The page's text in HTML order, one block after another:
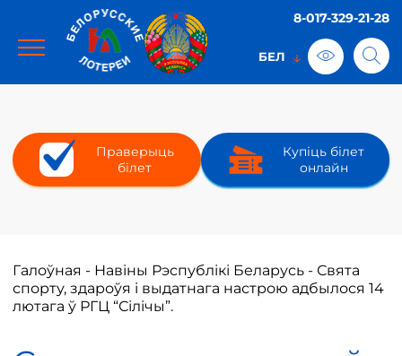
8-017-329-21-28
Праверыць
білет
Купіць білет
онлайн
Галоўная - Навіны Рэспублікі Беларусь - Свята
спорту, здароўя і выдатнага настрою адбылося 14
лютага ў РГЦ “Сілічы”.